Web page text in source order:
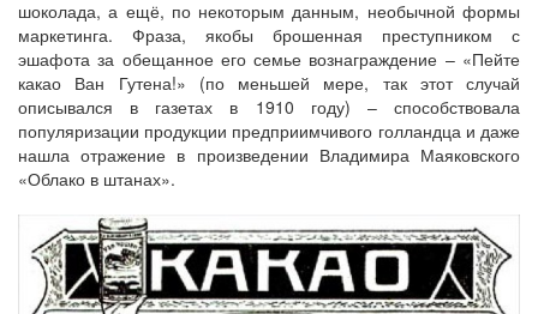
шоколада, а ещё, по некоторым данным, необычной формы
маркетинга. Фраза, якобы брошенная преступником с
эшафота за обещанное его семье вознаграждение – «Пейте
какао Ван Гутена!» (по меньшей мере, так этот случай
описывался в газетах в 1910 году) – способствовала
популяризации продукции предприимчивого голландца и даже
нашла отражение в произведении Владимира Маяковского
«Облако в штанах».